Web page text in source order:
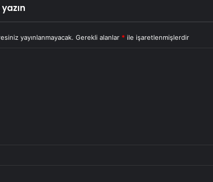
yayınlanmayacak. Gerekli alanlar * ile işaretlenmişlerdir